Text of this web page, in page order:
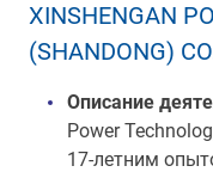
XINSHENGAN
(SHANDONG)
Описание
Power
17-летним